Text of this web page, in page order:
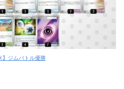
】ジムバトル優勝